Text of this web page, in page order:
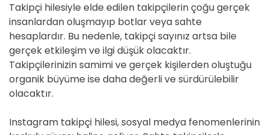
Takipçi hilesiyle elde edilen takipçilerin çoğu gerçek
insanlardan oluşmayıp botlar veya sahte
hesaplardır. Bu nedenle, takipçi sayınız artsa bile
gerçek etkileşim ve ilgi düşük olacaktır.
Takipçilerinizin samimi ve gerçek kişilerden oluştuğu
organik büyüme ise daha değerli ve sürdürülebilir
olacaktır.
Instagram takipçi hilesi, sosyal medya fenomenlerinin